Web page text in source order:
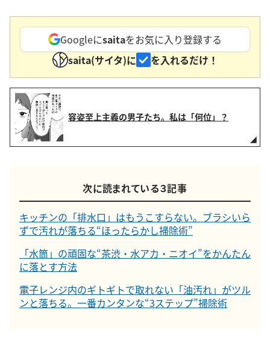
Googleにsaitaをお気に入り登録する
saita(サイタ)に
を入れるだけ！
容姿至上主義の男子たち。私は「何位」？
次に読まれている３記事
キッチンの「排水口」はもうこすらない。ブラシいら
ずで汚れが落ちる“ほったらかし掃除術”
「水筒」の頑固な“茶渋・水アカ・ニオイ”をかんたん
に落とす方法
電子レンジ内のギトギトで取れない「油汚れ」がツル
ンと落ちる。一番カンタンな“3ステップ”掃除術